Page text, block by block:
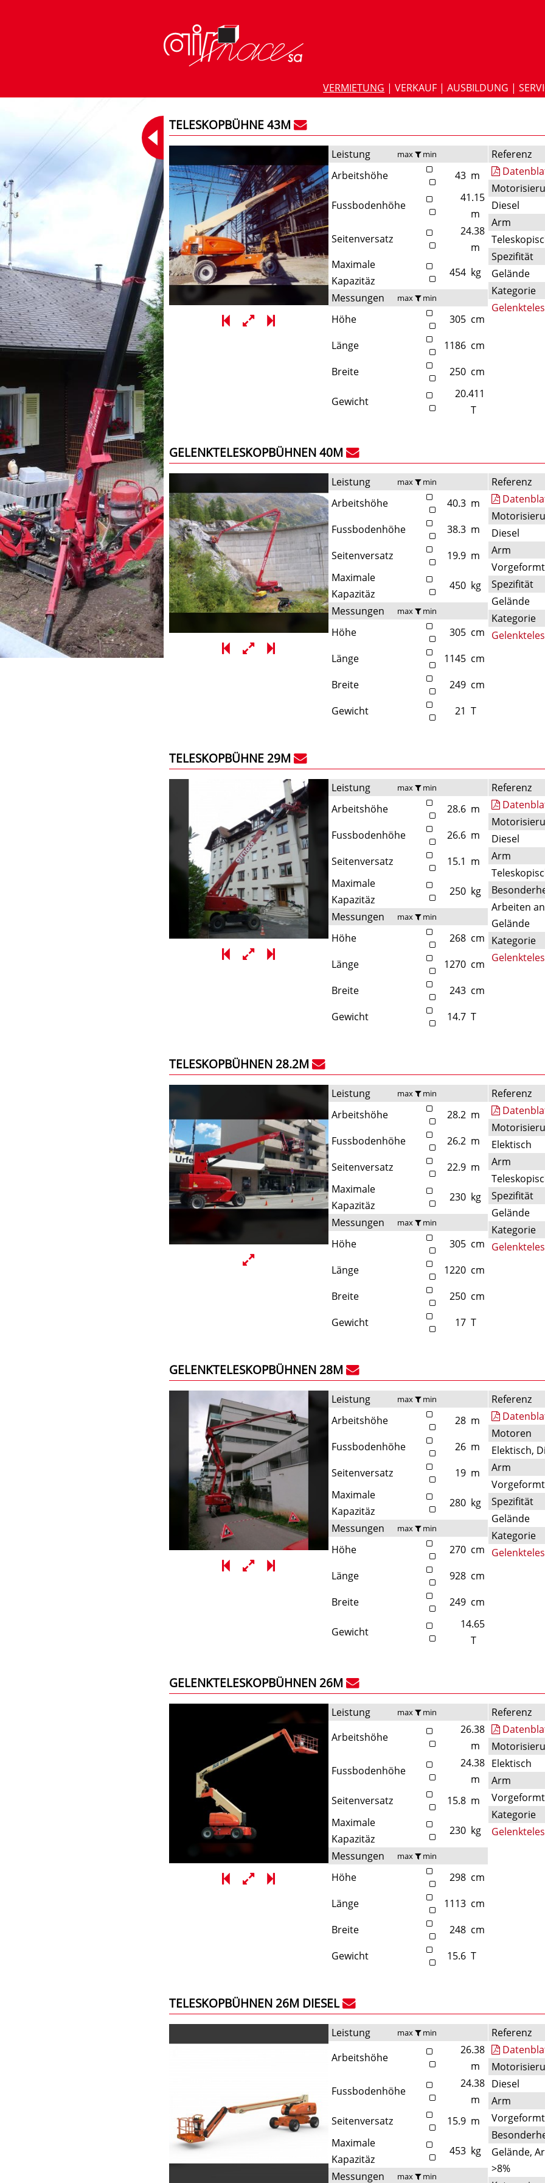
VERMIETUNG |VERKAUF |AUSBILDUNG |
TELESKOPBÜHNE 43M
Leistung max min
Arbeitshöhe 43 m
Fussbodenhöhe
41.15
m
Seitenversatz
24.38
m
Maximale
Kapazitäz
454 kg
Messungen
max min
Höhe 305 cm
Länge
1186 cm
Breite
250 cm
Gewicht
20.411
T
Referenz
Diesel
Arm
Spezifität
Gelände
Kategorie
GELENKTELESKOPBÜHNEN 40M
Leistung max min
Arbeitshöhe 40.3 m
Fussbodenhöhe
38.3 m
Seitenversatz
19.9 m
Maximale
Kapazitäz
450 kg
Messungen
max min
Höhe 305 cm
Länge
1145 cm
Breite
249 cm
Gewicht
21 T
Referenz
Diesel
Arm
Spezifität
Gelände
Kategorie
TELESKOPBÜHNE 29M
Leistung max min
Arbeitshöhe 28.6 m
Fussbodenhöhe
26.6 m
Seitenversatz
15.1 m
Maximale
Kapazitäz
250 kg
Messungen
max min
Höhe 268 cm
Länge
1270 cm
Breite
243 cm
Gewicht
14.7 T
Referenz
Diesel
Arm
Arbeiten
Gelände
Kategorie
TELESKOPBÜHNEN 28.2M
Leistung max min
Arbeitshöhe 28.2 m
Fussbodenhöhe
26.2 m
Seitenversatz
22.9 m
Maximale
Kapazitäz
230 kg
Messungen
max min
Höhe 305 cm
Länge
1220 cm
Breite
250 cm
Gewicht
17 T
Referenz
Elektisch
Arm
Spezifität
Gelände
Kategorie
GELENKTELESKOPBÜHNEN 28M
Leistung max min
Arbeitshöhe 28 m
Fussbodenhöhe
26 m
Seitenversatz
19 m
Maximale
Kapazitäz
280 kg
Messungen
max min
Höhe 270 cm
Länge
928 cm
Breite
249 cm
Gewicht
14.65
T
Referenz
Motoren
Elektisch,
Arm
Spezifität
Gelände
Kategorie
GELENKTELESKOPBÜHNEN 26M
Leistung max min
Arbeitshöhe
26.38
m
Fussbodenhöhe
24.38
m
Seitenversatz
15.8 m
Maximale
Kapazitäz
230 kg
Messungen
max min
Höhe 298 cm
Länge
1113 cm
Breite
248 cm
Gewicht
15.6 T
Referenz
Elektisch
Arm
Kategorie
TELESKOPBÜHNEN 26M DIESEL
Leistung max min
Arbeitshöhe
26.38
m
Fussbodenhöhe
24.38
m
Seitenversatz
15.9 m
Maximale
Kapazitäz
453 kg
Messungen
max min
Referenz
Diesel
Arm
Gelände,
>8%